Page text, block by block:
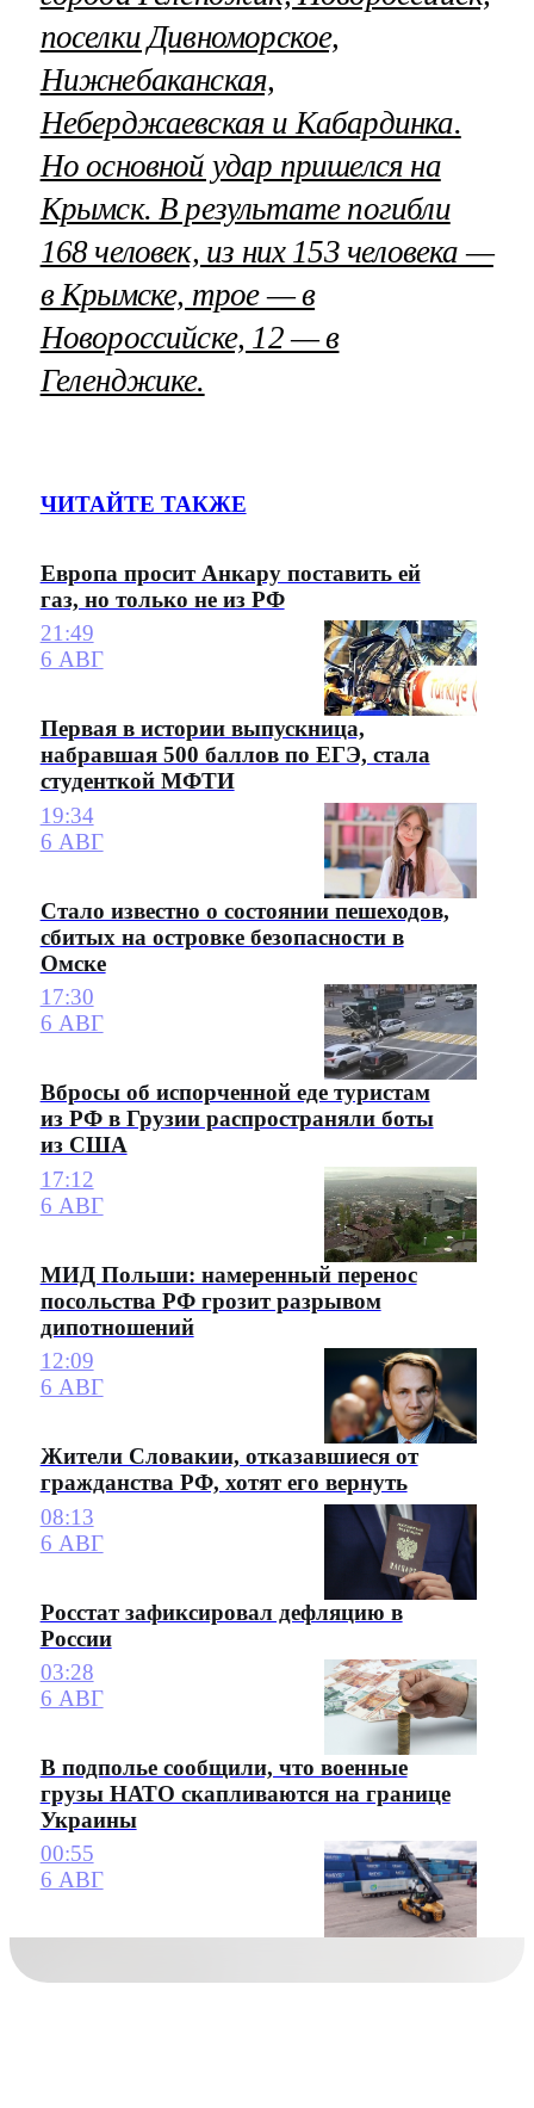
поселки Дивноморское,
Нижнебаканская,
Неберджаевская и Кабардинка.
Но основной удар пришелся на
Крымск. В результате погибли
168 человек, из них 153 человека —
в Крымске, трое — в
Новороссийске, 12 — в
Геленджике.
ЧИТАЙТЕ ТАКЖЕ
Европа просит Анкару поставить ей
газ, но только не из РФ
21:49
6 АВГ
Первая в истории выпускница,
набравшая 500 баллов по ЕГЭ, стала
студенткой МФТИ
19:34
6 АВГ
Стало известно о состоянии пешеходов,
сбитых на островке безопасности в
Омске
17:30
6 АВГ
Вбросы об испорченной еде туристам
из РФ в Грузии распространяли боты
из США
17:12
6 АВГ
МИД Польши: намеренный перенос
посольства РФ грозит разрывом
дипотношений
12:09
6 АВГ
Жители Словакии, отказавшиеся от
гражданства РФ, хотят его вернуть
08:13
6 АВГ
Росстат зафиксировал дефляцию в
России
03:28
6 АВГ
В подполье сообщили, что военные
грузы НАТО скапливаются на границе
Украины
00:55
6 АВГ